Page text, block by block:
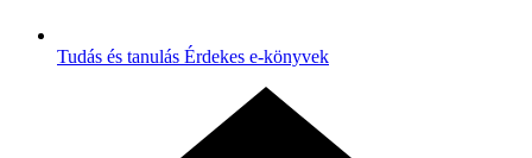
Tudás és tanulás Érdekes e-könyvek